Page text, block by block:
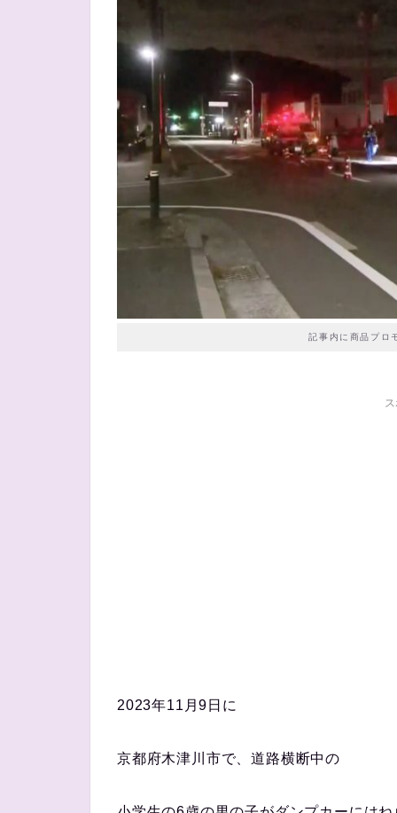
記事内に商品プロ
2023年11月9日に
京都府木津川市で、道路横断中の